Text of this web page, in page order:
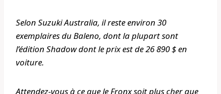
Selon Suzuki Australia, il reste environ 30
exemplaires du Baleno, dont la plupart sont
l’édition Shadow dont le prix est de 26 890 $ en
voiture.
Attendez-vous à ce que le Fronx soit plus cher que